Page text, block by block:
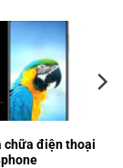
chữa điện thoại